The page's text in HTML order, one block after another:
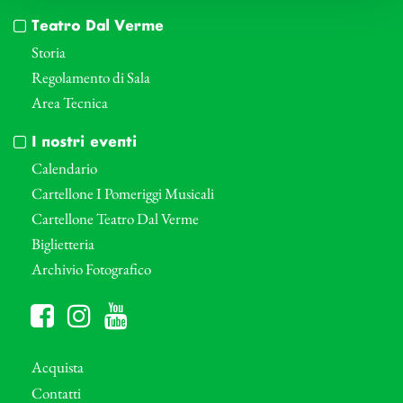
Teatro Dal Verme
Storia
Regolamento di Sala
Area Tecnica
I nostri eventi
Calendario
Cartellone I Pomeriggi Musicali
Cartellone Teatro Dal Verme
Biglietteria
Archivio Fotografico
Acquista
Contatti